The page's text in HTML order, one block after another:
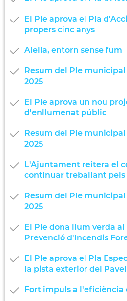
El Ple aprova el Pla
propers cinc anys
Alella, entorn sense fum
Resum del Ple
2025
El Ple aprova un nou
d'enllumenat públic
Resum del Ple
2025
L'Ajuntament reitera el
continuar treballant pels
Resum del Ple
2025
El Ple dona llum verda al
Prevenció d'Incendis
El Ple aprova el Pla
la pista exterior del
Fort impuls a l'eficiència